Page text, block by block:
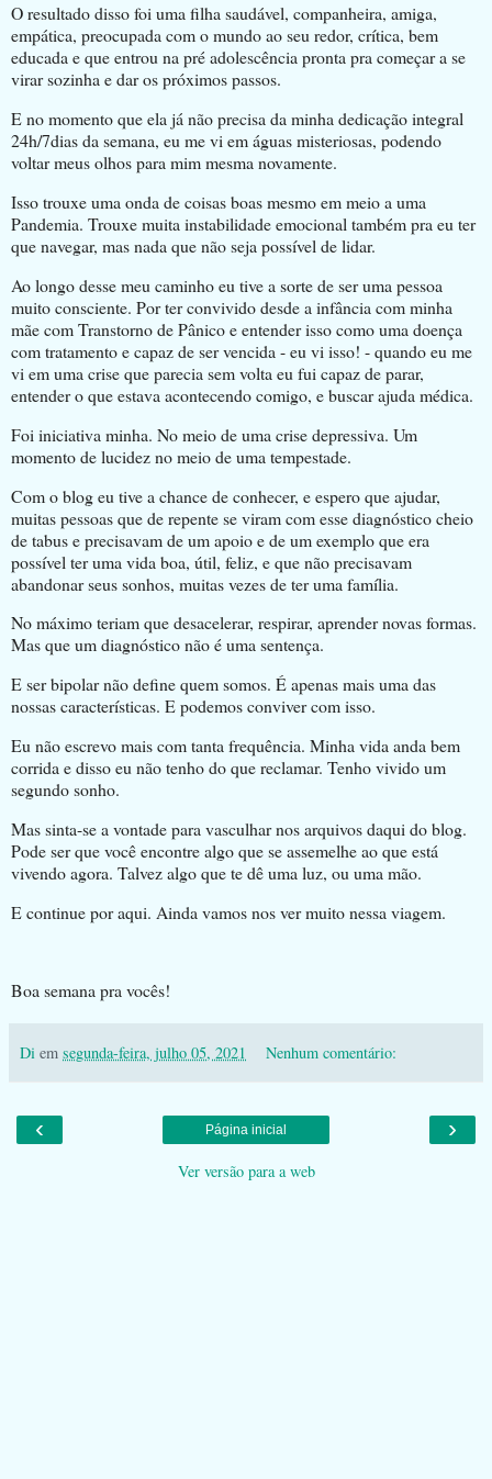
O resultado disso foi uma filha saudável, companheira, amiga,
empática, preocupada com o mundo ao seu redor, crítica, bem
educada e que entrou na pré adolescência pronta pra começar a se
virar sozinha e dar os próximos passos.
E no momento que ela já não precisa da minha dedicação integral
24h/7dias da semana, eu me vi em águas misteriosas, podendo
voltar meus olhos para mim mesma novamente.
Isso trouxe uma onda de coisas boas mesmo em meio a uma
Pandemia. Trouxe muita instabilidade emocional também pra eu ter
que navegar, mas nada que não seja possível de lidar.
Ao longo desse meu caminho eu tive a sorte de ser uma pessoa
muito consciente. Por ter convivido desde a infância com minha
mãe com Transtorno de Pânico e entender isso como uma doença
com tratamento e capaz de ser vencida - eu vi isso! - quando eu me
vi em uma crise que parecia sem volta eu fui capaz de parar,
entender o que estava acontecendo comigo, e buscar ajuda médica.
Foi iniciativa minha. No meio de uma crise depressiva. Um
momento de lucidez no meio de uma tempestade.
Com o blog eu tive a chance de conhecer, e espero que ajudar,
muitas pessoas que de repente se viram com esse diagnóstico cheio
de tabus e precisavam de um apoio e de um exemplo que era
possível ter uma vida boa, útil, feliz, e que não precisavam
abandonar seus sonhos, muitas vezes de ter uma família.
No máximo teriam que desacelerar, respirar, aprender novas formas.
Mas que um diagnóstico não é uma sentença.
E ser bipolar não define quem somos. É apenas mais uma das
nossas características. E podemos conviver com isso.
Eu não escrevo mais com tanta frequência. Minha vida anda bem
corrida e disso eu não tenho do que reclamar. Tenho vivido um
segundo sonho.
Mas sinta-se a vontade para vasculhar nos arquivos daqui do blog.
Pode ser que você encontre algo que se assemelhe ao que está
vivendo agora. Talvez algo que te dê uma luz, ou uma mão.
E continue por aqui. Ainda vamos nos ver muito nessa viagem.
Boa semana pra vocês!
Di em segunda-feira, julho 05, 2021 Nenhum comentário:
‹ ›
Página inicial
Ver versão para a web